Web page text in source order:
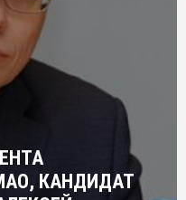
КАНДИДАТ